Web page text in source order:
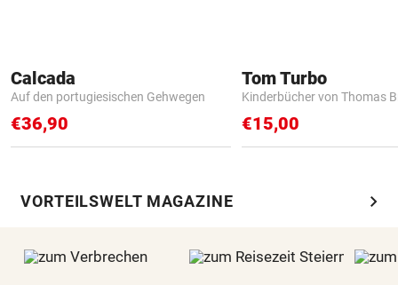
Calcada
Auf den portugiesischen Gehwegen
€36,90
Tom Turbo
Kinderbücher von Thomas
€15,00
VORTEILSWELT MAGAZINE chevron_right